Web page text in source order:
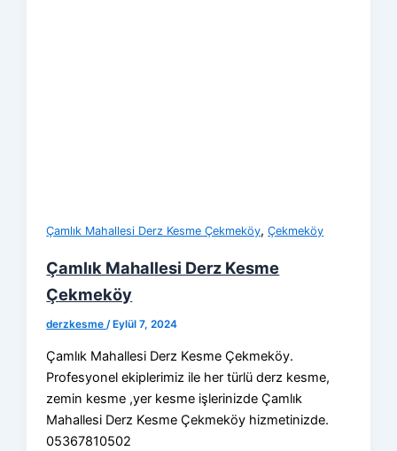
Çamlık Mahallesi Derz Kesme Çekmeköy,Çekmeköy
Çamlık Mahallesi Derz Kesme
Çekmeköy
derzkesme/ Eylül 7, 2024
Çamlık Mahallesi Derz Kesme Çekmeköy.
Profesyonel ekiplerimiz ile her türlü derz kesme,
zemin kesme ,yer kesme işlerinizde Çamlık
Mahallesi Derz Kesme Çekmeköy hizmetinizde.
05367810502